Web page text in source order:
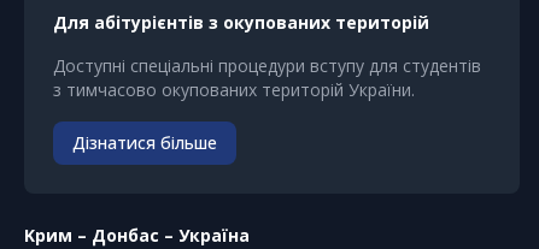
Для абітурієнтів з окупованих територій
Доступні спеціальні процедури вступу для студентів
з тимчасово окупованих територій України.
Дізнатися більше
Kрим – Донбас – Україна